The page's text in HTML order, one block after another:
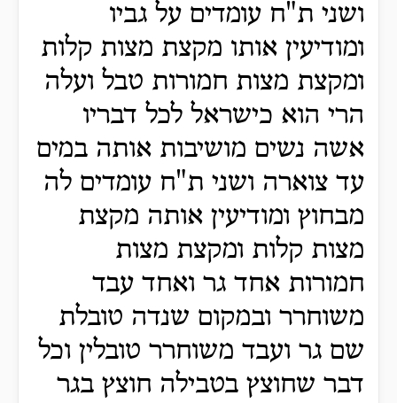
ושני ת"ח עומדים על גביו
ומודיעין אותו מקצת מצות קלות
ומקצת מצות חמורות טבל ועלה
הרי הוא כישראל לכל דבריו
אשה נשים מושיבות אותה במים
עד צוארה ושני ת"ח עומדים לה
מבחוץ ומודיעין אותה מקצת
מצות קלות ומקצת מצות
חמורות אחד גר ואחד עבד
משוחרר ובמקום שנדה טובלת
שם גר ועבד משוחרר טובלין וכל
דבר שחוצץ בטבילה חוצץ בגר